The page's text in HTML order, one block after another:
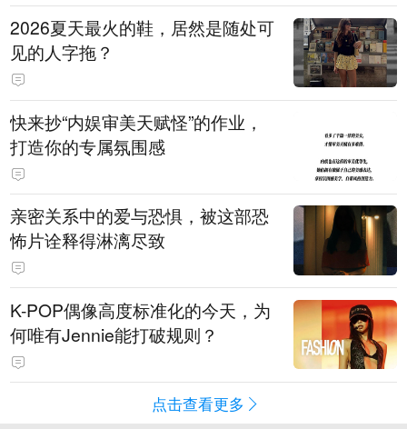
2026夏天最火的鞋，居然是随处可
见的人字拖？
快来抄“内娱审美天赋怪”的作业，
打造你的专属氛围感
亲密关系中的爱与恐惧，被这部恐
怖片诠释得淋漓尽致
K-POP偶像高度标准化的今天，为
何唯有Jennie能打破规则？
点击查看更多